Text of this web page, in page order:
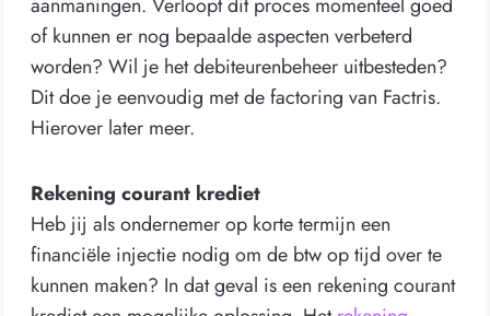
aanmaningen. Verloopt dit proces momenteel goed
of kunnen er nog bepaalde aspecten verbeterd
worden? Wil je het debiteurenbeheer uitbesteden?
Dit doe je eenvoudig met de factoring van Factris.
Hierover later meer.
Rekening courant krediet
Heb jij als ondernemer op korte termijn een
financiële injectie nodig om de btw op tijd over te
kunnen maken? In dat geval is een rekening courant